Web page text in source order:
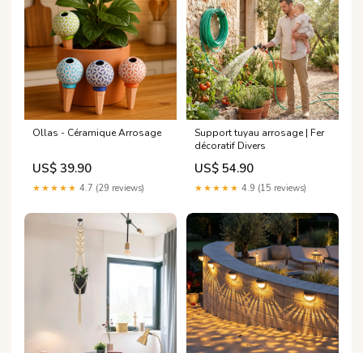
Ollas - Céramique Arrosage
US$ 39.90
★★★★★ 4.7 (29 reviews)
Support tuyau arrosage | Fer
décoratif Divers
US$ 54.90
★★★★★ 4.9 (15 reviews)